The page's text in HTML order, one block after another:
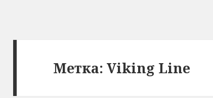
Метка:Viking Line